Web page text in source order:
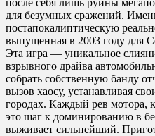
после себя лишь руины
для безумных сражений.
постапокалиптическую
выпущенная в 2003 году для
Эта игра — уникальное
взрывного драйва
собрать собственную банду
вызов хаосу, устанавливая
городах. Каждый рев мотора,
это шаг к доминированию в
выживает сильнейший.